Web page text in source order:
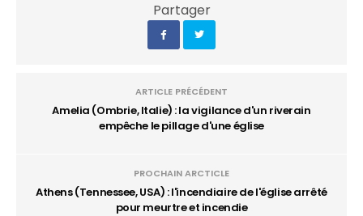
Partager
ARTICLE PRÉCÉDENT
Amelia (Ombrie, Italie) : la vigilance d'un riverain
empêche le pillage d'une église
PROCHAIN ARCTICLE
Athens (Tennessee, USA) : l'incendiaire de l'église arrêté
pour meurtre et incendie